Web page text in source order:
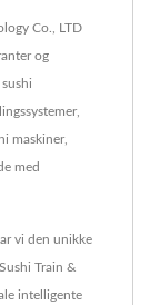
Co., LTD
og
maskiner,
med
vi den unikke
Train &
intelligente